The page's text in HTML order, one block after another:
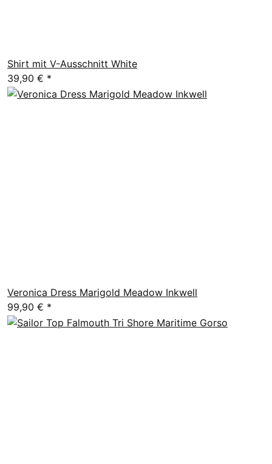
Shirt mit V-Ausschnitt White
39,90 € *
Veronica Dress Marigold Meadow Inkwell
99,90 € *